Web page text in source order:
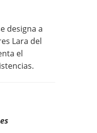
designa a
Lara del
el